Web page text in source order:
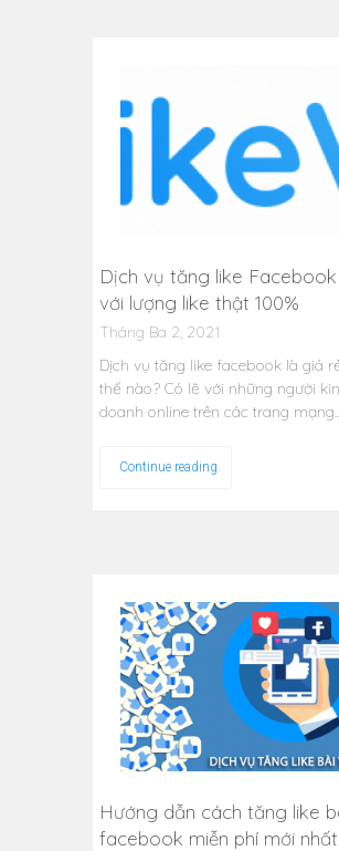
Dịch vụ tăng like
với lượng like thật 100%
Tháng Ba 2, 2021
Dịch vụ tăng like facebook là giá
thế nào? Có lẽ với những người
doanh online trên các trang
Continue reading
Hướng dẫn cách tăng like
facebook miễn phí mới nhất